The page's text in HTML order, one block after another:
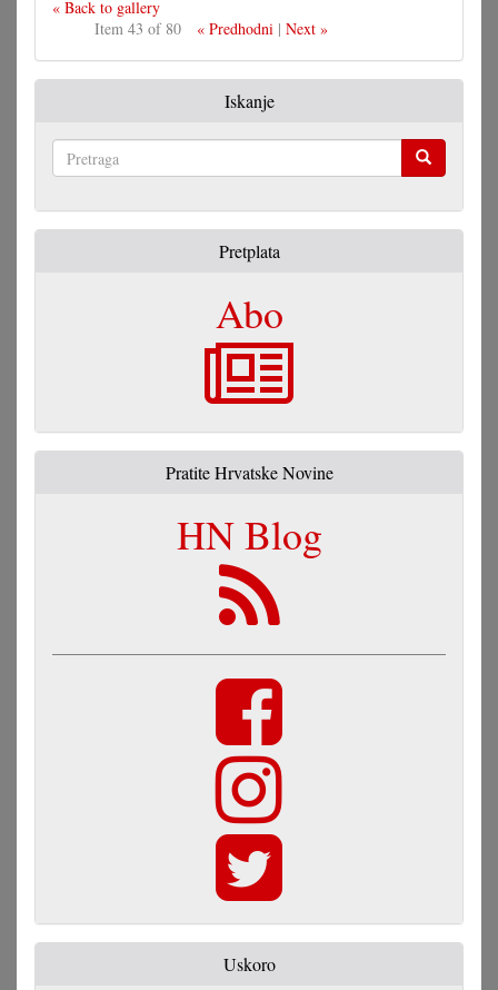
« Back to gallery
Item 43 of 80
« Predhodni| Next »
Iskanje
Pretplata
Abo
Pratite Hrvatske Novine
HN Blog
Uskoro